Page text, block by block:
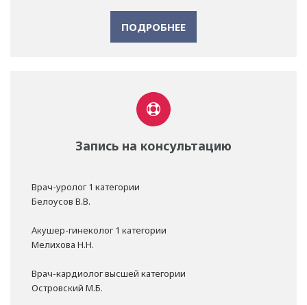
ПОДРОБНЕЕ
Запись на консультацию
Врач-уролог 1 категории
Белоусов В.В.
Акушер-гинеколог 1 категории
Мелихова Н.Н.
Врач-кардиолог высшей категории
Островский М.Б.